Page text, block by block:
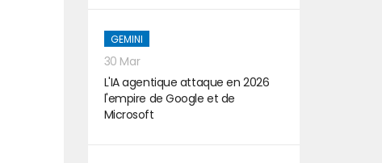
GEMINI
30 Mar
L'IA agentique attaque en 2026
l'empire de Google et de
Microsoft